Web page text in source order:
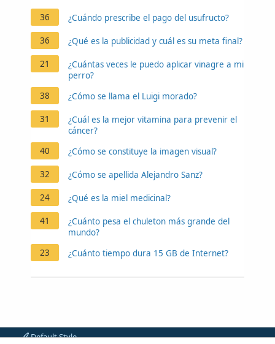
36 ¿Cuándo prescribe el pago del usufructo?
36 ¿Qué es la publicidad y cuál es su meta final?
21
¿Cuántas veces le puedo aplicar vinagre a mi
perro?
38
¿Cómo se llama el Luigi morado?
31
¿Cuál es la mejor vitamina para prevenir el
cáncer?
40
¿Cómo se constituye la imagen visual?
32 ¿Cómo se apellida Alejandro Sanz?
24 ¿Qué es la miel medicinal?
41
¿Cuánto pesa el chuleton más grande del
mundo?
23
¿Cuánto tiempo dura 15 GB de Internet?
Default Style